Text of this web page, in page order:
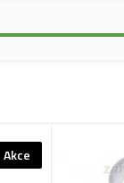
Akce